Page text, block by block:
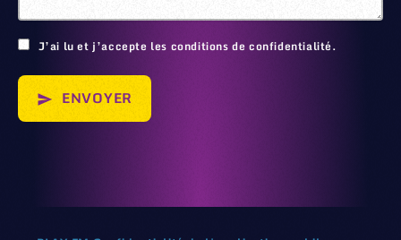
J’ai lu et j’accepte les conditions de confidentialité.
send ENVOYER